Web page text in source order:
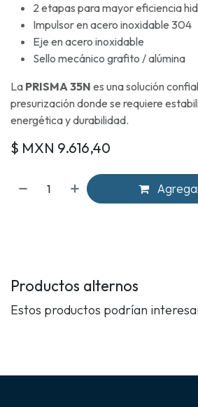
2 etapas para mayor eficiencia
Impulsor en acero inoxidable 304
Eje en acero inoxidable
Sello mecánico grafito / alúmina
La PRISMA 35N es una solución
presurización donde se requiere
energética y durabilidad.
$ MXN 9.616,40
Productos alternos
Estos productos podrían